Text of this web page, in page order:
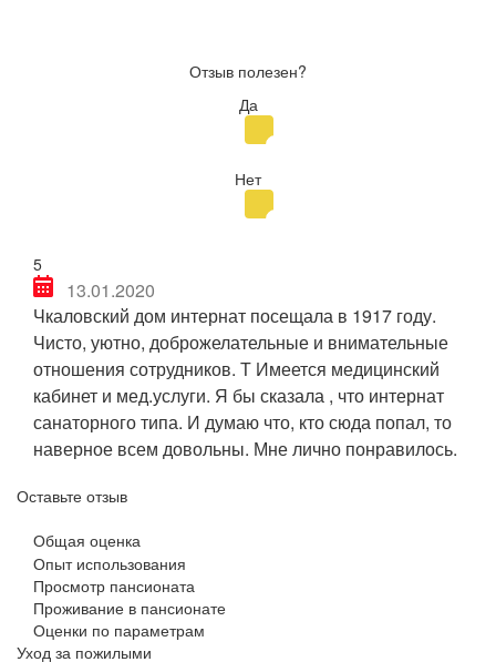
Отзыв полезен?
Да
Нет
5
13.01.2020
Чкаловский дом интернат посещала в 1917 году.
Чисто, уютно, доброжелательные и внимательные
отношения сотрудников. Т Имеется медицинский
кабинет и мед.услуги. Я бы сказала , что интернат
санаторного типа. И думаю что, кто сюда попал, то
наверное всем довольны. Мне лично понравилось.
Оставьте отзыв
Общая оценка
Опыт использования
Просмотр пансионата
Проживание в пансионате
Оценки по параметрам
Уход за пожилыми